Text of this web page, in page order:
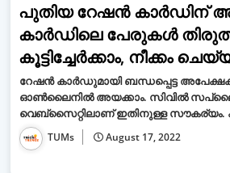
പുതിയ റേഷൻ കാർഡിന്
കാർഡിലെ പേരുകൾ
കൂട്ടിച്ചേർക്കാം, നീക്കം
റേഷൻ കാർഡുമായി ബന്ധപ്പെട്ട
ഓൺലൈനിൽ അയക്കാം. സിവിൽ
വെബ്സൈറ്റിലാണ് ഇതിനുള്ള സൗകര്യം.
TUMs August 17, 2022